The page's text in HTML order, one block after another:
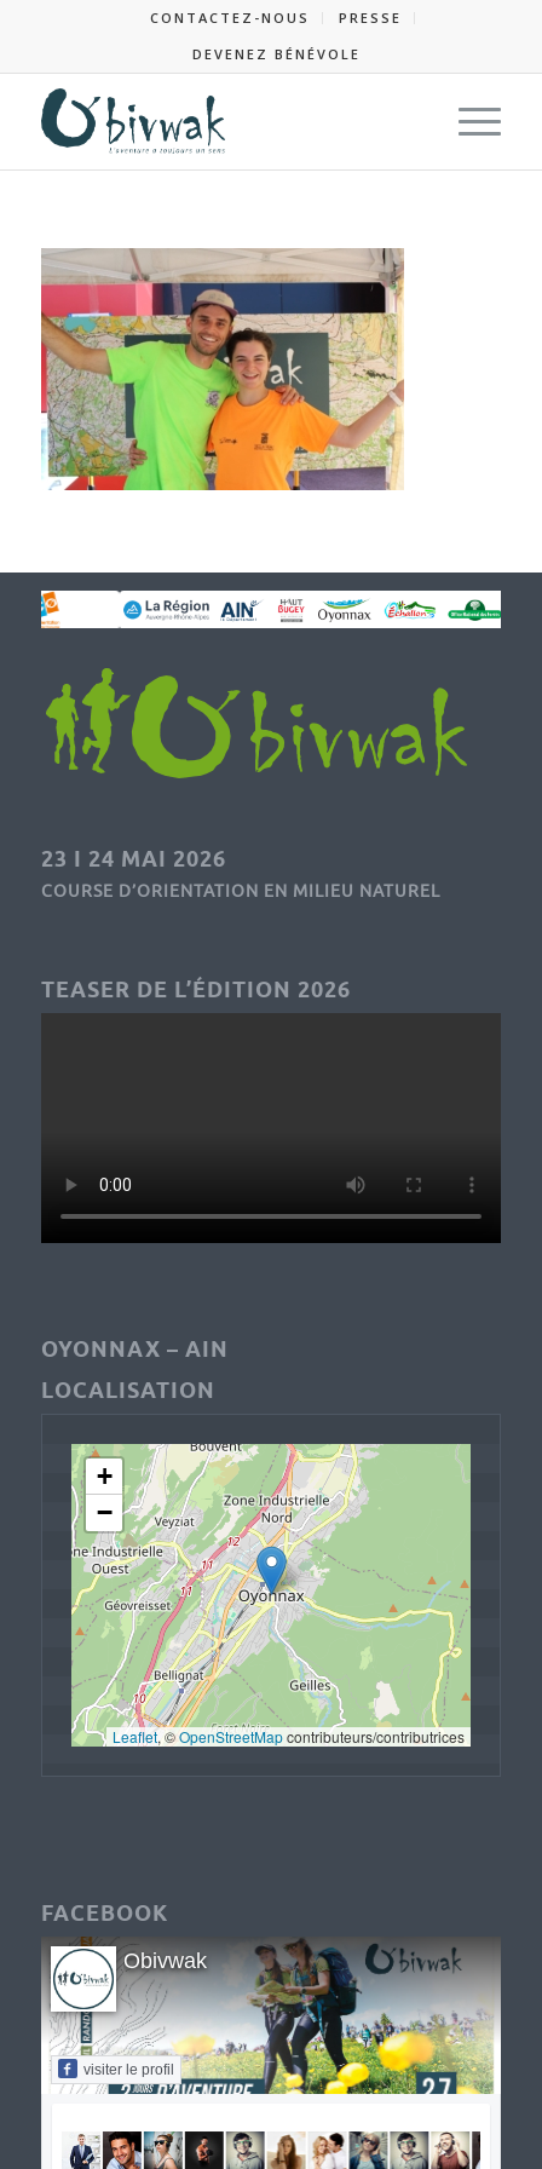
CONTACTEZ-NOUS
PRESSE
DEVENEZ BÉNÉVOLE
23 I 24 MAI 2026
COURSE D’ORIENTATION EN MILIEU NATUREL
TEASER DE L’ÉDITION 2026
OYONNAX – AIN
LOCALISATION
+
−
Leaflet, © OpenStreetMap contributeurs/contributrices
FACEBOOK
Obivwak
visiter le profil